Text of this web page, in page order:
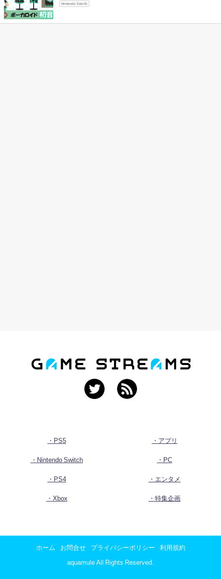
Nintendo Swicth
・PS5
・Nintendo Switch
・PS4
・Xbox
・アプリ
・PC
・エンタメ
・特集企画
ホーム お問合せ プライバシーポリシー 利用規約
aquamule All Rights Reserved.